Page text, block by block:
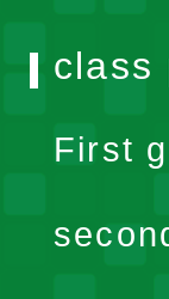
class
First